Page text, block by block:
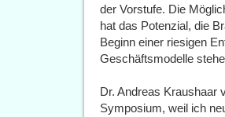
der Vorstufe. Die
hat das Potenzial, die
Beginn einer riesigen
Geschäftsmodelle
Dr. Andreas Kraushaar
Symposium, weil ich